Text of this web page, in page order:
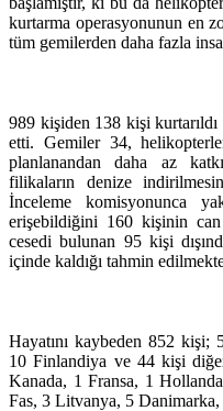
kurtarma operasyonunun en
tüm gemilerden daha fazla
989 kişiden 138 kişi
etti. Gemiler 34,
planlanandan daha az
filikaların denize
İnceleme komisyonunca
erişebildiğini 160 kişinin can
cesedi bulunan 95 kişi
içinde kaldığı tahmin
Hayatını kaybeden 852
10 Finlandiya ve 44 kişi
Kanada, 1 Fransa, 1
Fas, 3 Litvanya, 5